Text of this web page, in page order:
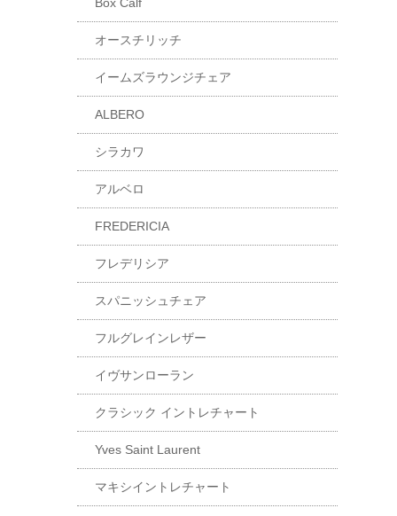
オースチリッチ
イームズラウンジチェア
ALBERO
シラカワ
アルベロ
FREDERICIA
フレデリシア
スパニッシュチェア
フルグレインレザー
イヴサンローラン
クラシック イントレチャート
Yves Saint Laurent
マキシイントレチャート